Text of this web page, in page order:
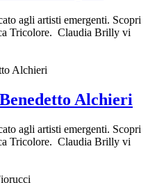
agli artisti emergenti. Scopri
Tricolore. Claudia Brilly vi
Alchieri
agli artisti emergenti. Scopri
Tricolore. Claudia Brilly vi